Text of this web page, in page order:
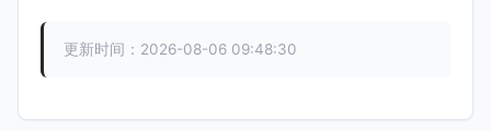
更新时间：2026-08-06 09:48:30